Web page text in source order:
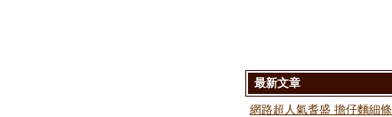
最新文章
網路超人氣耆盛 擔仔麵細條